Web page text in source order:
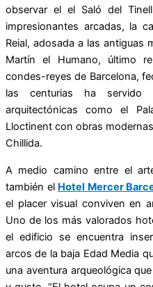
observar el el Saló del
impresionantes arcadas, la
Reial, adosada a las antiguas
Martín el Humano, último
condes-reyes de Barcelona,
las centurias ha servido
arquitectónicas como el
Lloctinent con obras
Chillida.
A medio camino entre el
también el Hotel Mercer
el placer visual conviven en
Uno de los más valorados
el edificio se encuentra
arcos de la baja Edad Media
una aventura arqueológica